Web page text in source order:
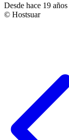
Desde hace 19 años
© Hostsuar